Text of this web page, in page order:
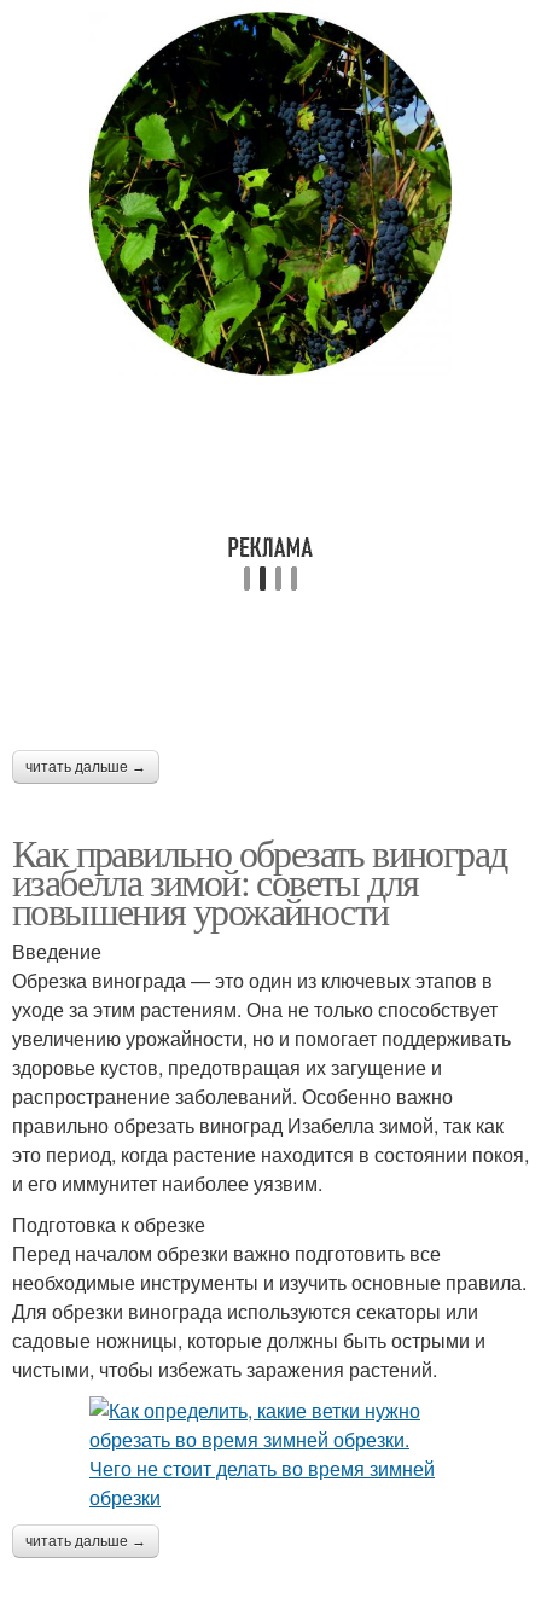
читать дальше →
Как правильно обрезать виноград
изабелла зимой: советы для
повышения урожайности
Введение
Обрезка винограда — это один из ключевых этапов в
уходе за этим растениям. Она не только способствует
увеличению урожайности, но и помогает поддерживать
здоровье кустов, предотвращая их загущение и
распространение заболеваний. Особенно важно
правильно обрезать виноград Изабелла зимой, так как
это период, когда растение находится в состоянии покоя,
и его иммунитет наиболее уязвим.
Подготовка к обрезке
Перед началом обрезки важно подготовить все
необходимые инструменты и изучить основные правила.
Для обрезки винограда используются секаторы или
садовые ножницы, которые должны быть острыми и
чистыми, чтобы избежать заражения растений.
читать дальше →